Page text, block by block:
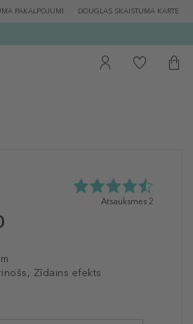
PAKALPOJUMI DOUGLAS SKAISTUMA KARTE
Zīdains efekts
4.5
Atsauksmes 2